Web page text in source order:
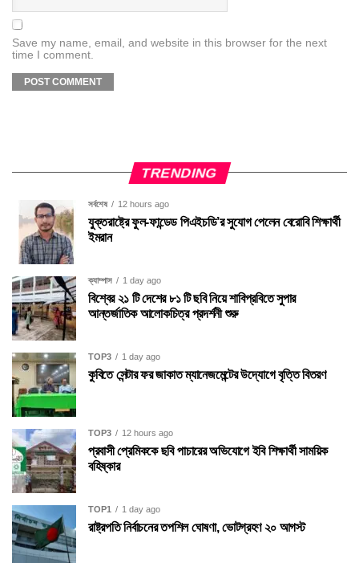
Save my name, email, and website in this browser for the next
time I comment.
TRENDING
সর্বশেষ 12 hours ago
যুক্তরাষ্ট্রে ফুল-ফান্ডেড পিএইচডি’র সুযোগ পেলেন বেরোবি শিক্ষার্থী
ইমরান
ক্যাম্পাস 1 day ago
বিশ্বের ২১ টি দেশের ৮১ টি ছবি নিয়ে শাবিপ্রবিতে সুপার
আন্তর্জাতিক আলোকচিত্র প্রদর্শনী শুরু
TOP3 1 day ago
কুবিতে সেন্টার ফর জাকাত ম্যানেজমেন্টের উদ্যোগে বৃত্তি বিতরণ
TOP3 12 hours ago
প্রবাসী প্রেমিককে ছবি পাচারের অভিযোগে ইবি শিক্ষার্থী সাময়িক
বহিষ্কার
TOP1 1 day ago
রাষ্ট্রপতি নির্বাচনের তপশিল ঘোষণা, ভোটগ্রহণ ২০ আগস্ট